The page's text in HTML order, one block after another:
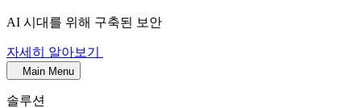
AI 시대를 위해 구축된 보안
자세히 알아보기
Main Menu
솔루션